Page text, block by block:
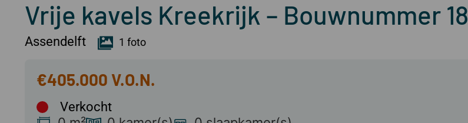
Vrije kavels Kreekrijk – Bouwnummer 18
Assendelft 1 foto
€405.000
Verkocht